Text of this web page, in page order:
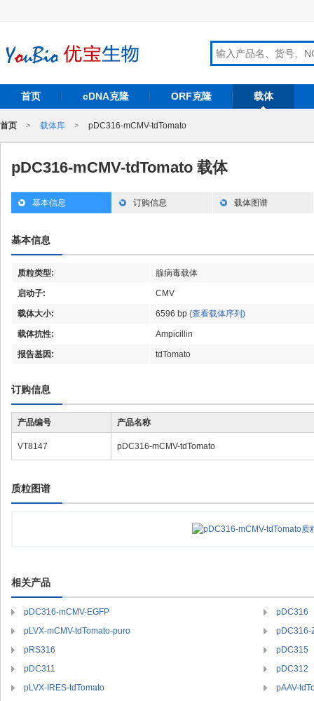
首页 cDNA克隆 ORF克隆 载体
首页 > 载体库 > pDC316-mCMV-tdTomato
pDC316-mCMV-tdTomato 载体
基本信息 订购信息 载体图谱
基本信息
质粒类型: 腺病毒载体
启动子: CMV
载体大小: 6596 bp (查看载体序列)
载体抗性: Ampicillin
报告基因: tdTomato
订购信息
产品编号 产品名称
VT8147 pDC316-mCMV-tdTomato
质粒图谱
相关产品
pDC316-mCMV-EGFP
pDC316
pLVX-mCMV-tdTomato-puro
pDC316-
pRS316
pDC315
pDC311
pDC312
pLVX-IRES-tdTomato
pAAV-